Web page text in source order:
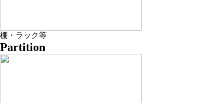
棚・ラック等
Partition